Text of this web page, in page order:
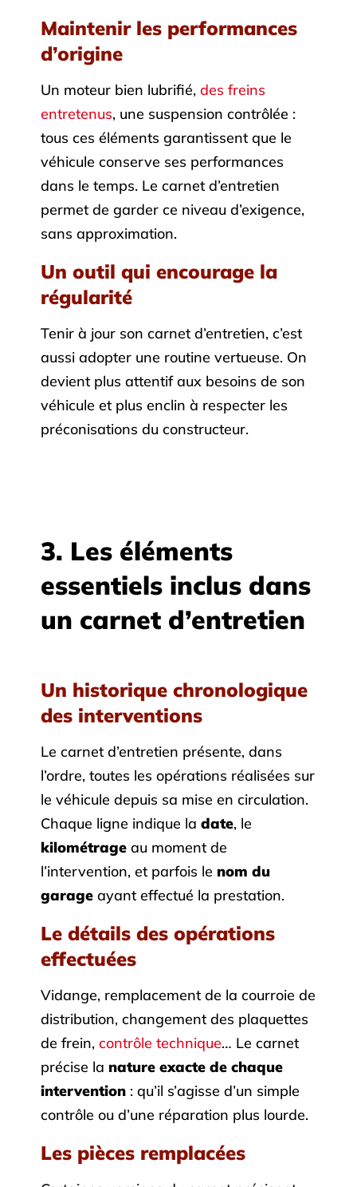
Maintenir les performances
d’origine
Un moteur bien lubrifié, des freins
entretenus, une suspension contrôlée :
tous ces éléments garantissent que le
véhicule conserve ses performances
dans le temps. Le carnet d’entretien
permet de garder ce niveau d’exigence,
sans approximation.
Un outil qui encourage la
régularité
Tenir à jour son carnet d’entretien, c’est
aussi adopter une routine vertueuse. On
devient plus attentif aux besoins de son
véhicule et plus enclin à respecter les
préconisations du constructeur.
3. Les éléments
essentiels inclus dans
un carnet d’entretien
Un historique chronologique
des interventions
Le carnet d’entretien présente, dans
l’ordre, toutes les opérations réalisées sur
le véhicule depuis sa mise en circulation.
Chaque ligne indique la date, le
kilométrageau moment de
l’intervention, et parfois le nom du
garageayant effectué la prestation.
Le détails des opérations
effectuées
Vidange, remplacement de la courroie de
distribution, changement des plaquettes
de frein, contrôle technique… Le carnet
précise la nature exacte de chaque
intervention: qu’il s’agisse d’un simple
contrôle ou d’une réparation plus lourde.
Les pièces remplacées